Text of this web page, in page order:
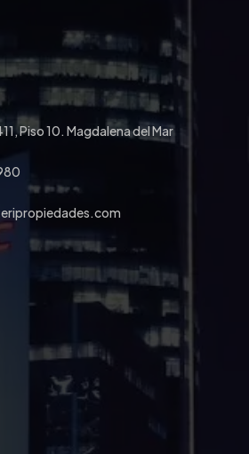
Piso 10. Magdalena del Mar